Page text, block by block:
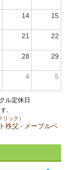
14 15
21 22
28 29
4 5
ル定休日
。
ック）
秩父 ・ メープルベ